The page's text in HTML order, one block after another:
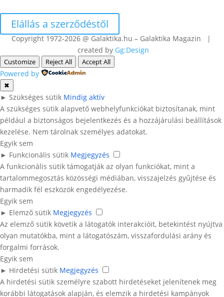
Elállás a szerződéstől
Copyright 1972-2026 @ Galaktika.hu – Galaktika Magazin |
created by Gg:Design
Customize Reject All Accept All
Powered by
✖
► Szükséges sütik Mindig aktív
A szükséges sütik alapvető webhelyfunkciókat biztosítanak, mint
például a biztonságos bejelentkezés és a hozzájárulási beállítások
kezelése. Nem tárolnak személyes adatokat.
Egyik sem
► Funkcionális sütik Megjegyzés
A funkcionális sütik támogatják az olyan funkciókat, mint a
tartalommegosztás közösségi médiában, visszajelzés gyűjtése és
harmadik fél eszközök engedélyezése.
Egyik sem
► Elemző sütik Megjegyzés
Az elemző sütik követik a látogatók interakcióit, betekintést nyújtva
olyan mutatókba, mint a látogatószám, visszafordulási arány és
forgalmi források.
Egyik sem
► Hirdetési sütik Megjegyzés
A hirdetési sütik személyre szabott hirdetéseket jelenítenek meg
korábbi látogatások alapján, és elemzik a hirdetési kampányok